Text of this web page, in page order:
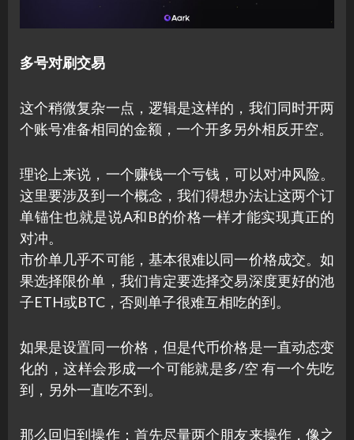
多号对刷交易
这个稍微复杂一点，逻辑是这样的，我们同时开两
个账号准备相同的金额，一个开多另外相反开空。
理论上来说，一个赚钱一个亏钱，可以对冲风险。
这里要涉及到一个概念，我们得想办法让这两个订
单锚住也就是说A和B的价格一样才能实现真正的
对冲。
市价单几乎不可能，基本很难以同一价格成交。如
果选择限价单，我们肯定要选择交易深度更好的池
子ETH或BTC，否则单子很难互相吃的到。
如果是设置同一价格，但是代币价格是一直动态变
化的，这样会形成一个可能就是多/空 有一个先吃
到，另外一直吃不到。
那么回归到操作：首先尽量两个朋友来操作，像之